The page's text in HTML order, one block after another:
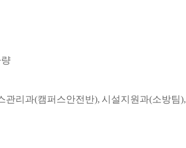
관리과(캠퍼스안전반), 시설지원과(소방팀